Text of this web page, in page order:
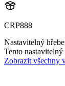
CRP888
Nastavitelný
Tento
Zobrazit všechny